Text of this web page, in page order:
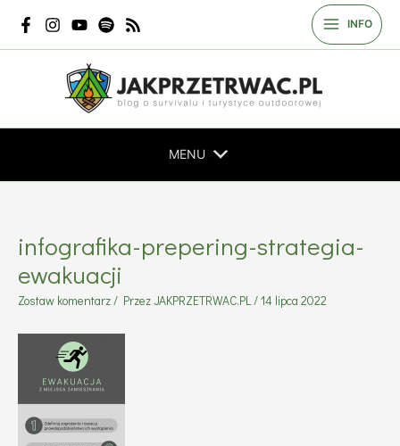
treści
INFO
MENU
infografika-prepering-strategia-
ewakuacji
Zostaw komentarz/ PrzezJAKPRZETRWAC.PL/14 lipca 2022